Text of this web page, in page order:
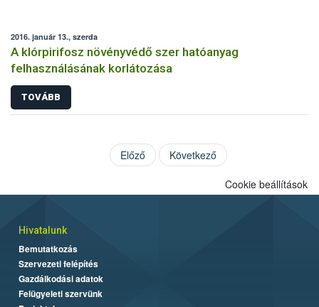
2016. január 13., szerda
A klórpirifosz növényvédő szer hatóanyag
felhasználásának korlátozása
TOVÁBB
Előző Következő
Cookie beállítások
Hivatalunk
Bemutatkozás
Szervezeti felépítés
Gazdálkodási adatok
Felügyeleti szervünk